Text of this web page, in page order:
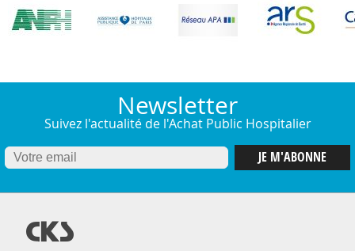
Newsletter
Suivez l'actualité de l'Achat Public Hospitalier
@